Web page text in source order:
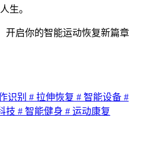
生。
开启你的智能运动恢复新篇章
识别 # 拉伸恢复 # 智能设备 #
技 # 智能健身 # 运动康复